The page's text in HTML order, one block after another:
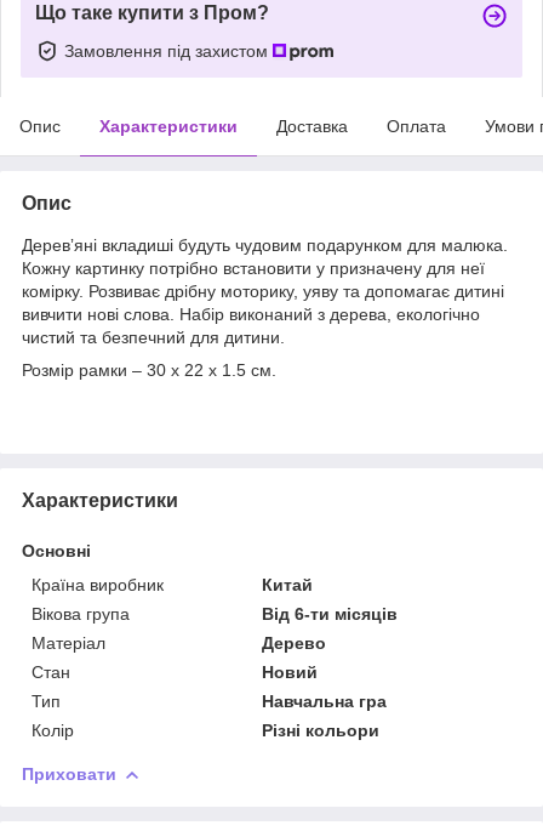
Що таке купити з Пром?
Замовлення під захистом
Опис Характеристики Доставка Оплата Умови
Опис
Деревʼяні вкладиші будуть чудовим подарунком для малюка.
Кожну картинку потрібно встановити у призначену для неї
комірку. Розвиває дрібну моторику, уяву та допомагає дитині
вивчити нові слова. Набір виконаний з дерева, екологічно
чистий та безпечний для дитини.
Розмір рамки – 30 х 22 х 1.5 см.
Характеристики
Основні
Країна виробник
Китай
Вікова група
Від 6-ти місяців
Матеріал
Дерево
Стан
Новий
Тип
Навчальна гра
Колір
Різні кольори
Приховати